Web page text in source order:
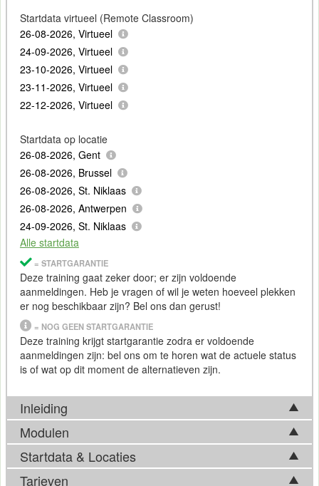
Startdata virtueel (Remote Classroom)
26-08-2026, Virtueel
24-09-2026, Virtueel
23-10-2026, Virtueel
23-11-2026, Virtueel
22-12-2026, Virtueel
Startdata op locatie
26-08-2026, Gent
26-08-2026, Brussel
26-08-2026, St. Niklaas
26-08-2026, Antwerpen
24-09-2026, St. Niklaas
Alle startdata
= STARTGARANTIE
Deze training gaat zeker door; er zijn voldoende
aanmeldingen. Heb je vragen of wil je weten hoeveel plekken
er nog beschikbaar zijn? Bel ons dan gerust!
= NOG GEEN STARTGARANTIE
Deze training krijgt startgarantie zodra er voldoende
aanmeldingen zijn: bel ons om te horen wat de actuele status
is of wat op dit moment de alternatieven zijn.
Inleiding
Containers worden veel gebruikt als
oplossing in
software development en de deployment van applicaties en
databases, waarbijKubernetesvaak het platform is voor het
automatiseren, uitrollen en beheren van clusters van deze
Modulen
Tijdens de cursusKubernetes
onderwerpen aan bod:
Startdata & Locaties
Tarieven